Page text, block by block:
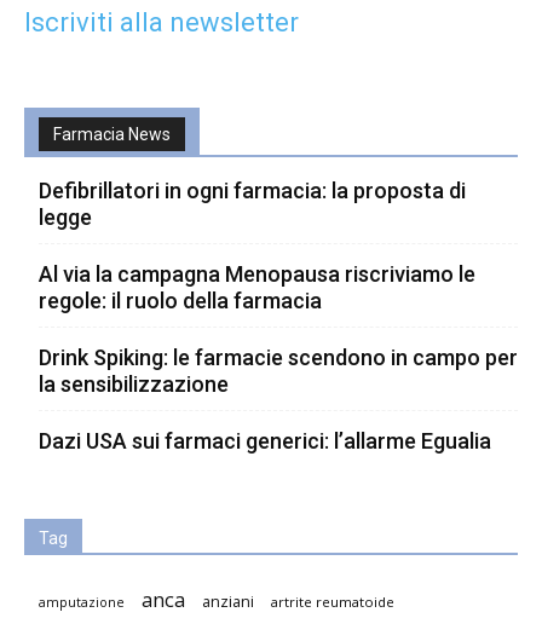
Iscriviti alla newsletter
Farmacia News
Defibrillatori in ogni farmacia: la proposta di
legge
Al via la campagna Menopausa riscriviamo le
regole: il ruolo della farmacia
Drink Spiking: le farmacie scendono in campo per
la sensibilizzazione
Dazi USA sui farmaci generici: l’allarme Egualia
Tag
amputazione anca anziani artrite reumatoide